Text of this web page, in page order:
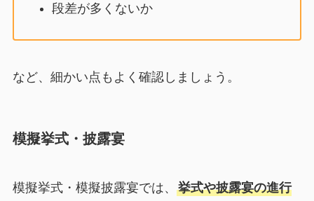
段差が多くないか
など、細かい点もよく確認しましょう。
模擬挙式・披露宴
模擬挙式・模擬披露宴では、 挙式や披露宴の進行